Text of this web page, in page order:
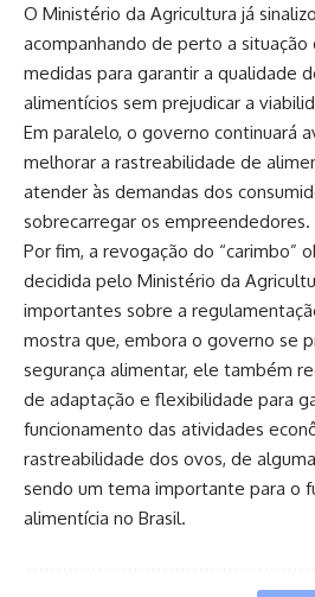
O Ministério da Agricultura já
acompanhando de perto a
medidas para garantir a qualidade
alimentícios sem prejudicar a
Em paralelo, o governo continuará
melhorar a rastreabilidade de
atender às demandas dos
sobrecarregar os empreendedores.
Por fim, a revogação do “carimbo”
decidida pelo Ministério da
importantes sobre a
mostra que, embora o governo se
segurança alimentar, ele também
de adaptação e flexibilidade para
funcionamento das atividades
rastreabilidade dos ovos, de
sendo um tema importante para o
alimentícia no Brasil.